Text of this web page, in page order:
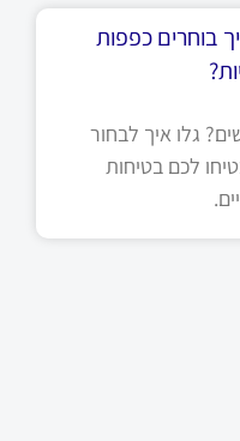
בוחרים כפפות
גלו איך לבחור
לכם בטיחות